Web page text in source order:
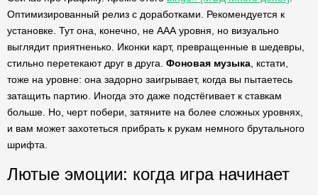
Оптимизированный релиз с доработками. Рекомендуется к
установке. Тут она, конечно, не ААА уровня, но визуально
выглядит приятненько. Иконки карт, превращенные в шедевры,
стильно перетекают друг в друга. Фоновая музыка , кстати,
тоже на уровне: она задорно заигрывает, когда вы пытаетесь
затащить партию. Иногда это даже подстёгивает к ставкам
больше. Но, черт побери, затяните на более сложных уровнях,
и вам может захотеться прибрать к рукам немного брутального
шрифта.
Лютые эмоции: когда игра начинает